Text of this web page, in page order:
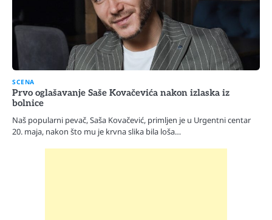
SCENA
Prvo oglašavanje Saše Kovačevića nakon izlaska iz
bolnice
Naš popularni pevač, Saša Kovačević, primljen je u Urgentni centar
20. maja, nakon što mu je krvna slika bila loša…